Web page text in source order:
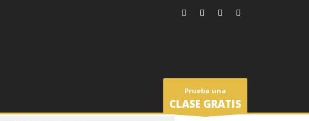
Prueba una
CLASE GRATIS